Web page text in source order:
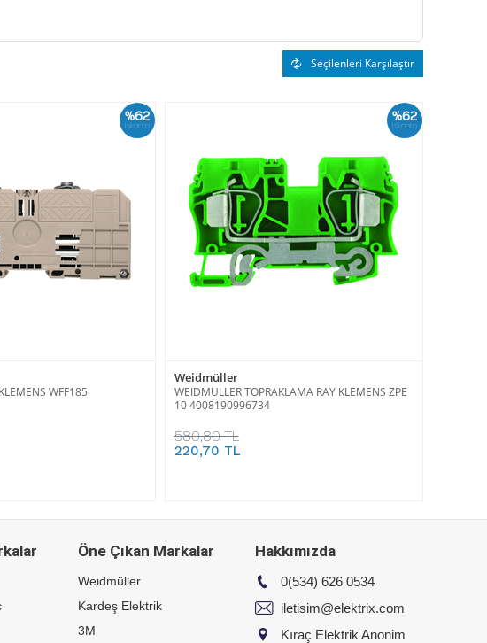
Seçilenleri Karşılaştır
%62
İskonto
WFF185
%62
İskonto
Weidmüller
WEIDMULLER TOPRAKLAMA RAY KLEMENS ZPE
10 4008190996734
580,80 TL
220,70 TL
Öne Çıkan Markalar
Weidmüller
Kardeş Elektrik
3M
Hakkımızda
0(534) 626 0534
iletisim@elektrix.com
Kıraç Elektrik Anonim